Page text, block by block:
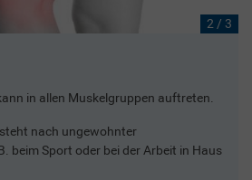
2 / 3
in allen Muskelgruppen auftreten.
nach ungewohnter
beim Sport oder bei der Arbeit in Haus